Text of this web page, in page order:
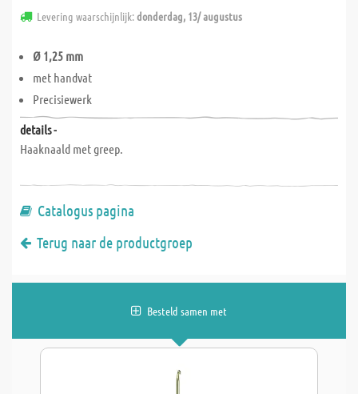
Levering waarschijnlijk:donderdag, 13/ augustus
Ø 1,25 mm
met handvat
Precisiewerk
details -
Haaknaald met greep.
Catalogus pagina
Terug naar de productgroep
Besteld samen met